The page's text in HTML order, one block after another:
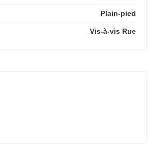
Plain-pied
Vis-à-vis Rue